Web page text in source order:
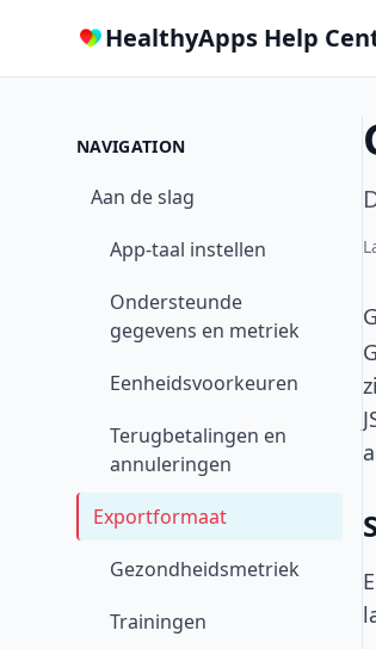
HealthyApps Help
NAVIGATION
Aan de slag
App-taal instellen
Ondersteunde
gegevens en metriek
Eenheidsvoorkeuren
Terugbetalingen en
annuleringen
Exportformaat
Gezondheidsmetriek
Trainingen